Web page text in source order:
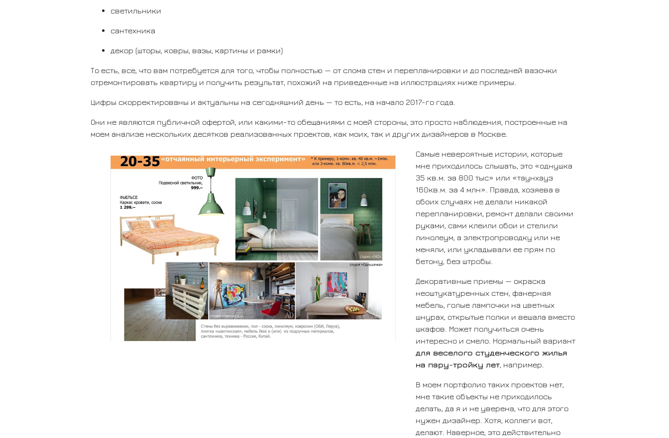
светильники
сантехника
декор (шторы, ковры, вазы, картины и рамки)
То есть, все, что вам потребуется для того, чтобы полностью — от слома стен и перепланировки и до последней вазочки
отремонтировать квартиру и получить результат, похожий на приведенные на иллюстрациях ниже примеры.
Цифры скорректированы и актуальны на сегодняшний день — то есть, на начало 2017-го года.
Они не являются публичной офертой, или какими-то обещаниями с моей стороны, это просто наблюдения, построенные на
моем анализе нескольких десятков реализованных проектов, как моих, так и других дизайнеров в Москве.
Самые невероятные истории, которые
мне приходилось слышать, это «однушка
35 кв.м. за 800 тыс» или «таунхауз
160кв.м. за 4 млн». Правда, хозяева в
обоих случаях не делали никакой
перепланировки, ремонт делали своими
руками, сами клеили обои и стелили
линолеум, а электропроводку или не
меняли, или укладывали ее прям по
бетону, без штробы.
Декоративные приемы — окраска
неоштукатуренных стен, фанерная
мебель, голые лампочки на цветных
шнурах, открытые полки и вешала вместо
шкафов. Может получиться очень
интересно и смело. Нормальный вариант
для веселого студенческого жилья
на пару-тройку лет, например.
В моем портфолио таких проектов нет,
мне такие объекты не приходилось
делать, да я и не уверена, что для этого
нужен дизайнер. Хотя, коллеги вот,
делают. Наверное, это действительно